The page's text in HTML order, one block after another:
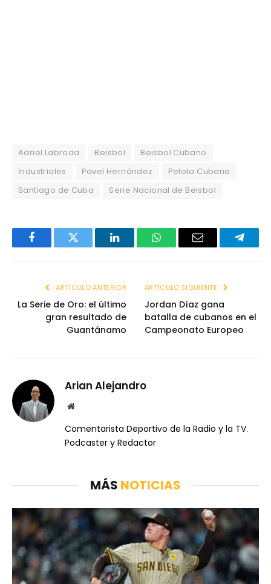
Adriel Labrada Beisbol
Beisbol Cubano
Industriales
Pavel Hernández
Pelota Cubana
Santiago de Cuba
Serie Nacional de Beisbol
FacebookTwitter LinkedInWhatsAppEmail
ARTÍCULO ANTERIOR
La Serie de Oro: el último
gran resultado de
Guantánamo
ARTÍCULO SIGUIENTE
Jordan Díaz gana
batalla de cubanos en el
Campeonato Europeo
Arian Alejandro
Website
Comentarista Deportivo de la Radio y la TV.
Podcaster y Redactor
MÁS NOTICIAS